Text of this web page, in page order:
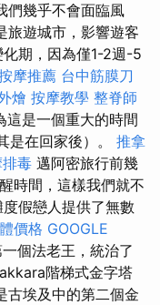
們幾乎不會面臨風
旅遊城市，影響遊客
期，因為僅1-2週-5
摩推薦 台中筋膜刀
燴 按摩教學 整脊師
這是一個重大的時間
是在回家後）。 推拿
毒 邁阿密旅行前幾
時間，這樣我們就不
假戀人提供了無數
價格 GOOGLE
個法老王，統治了
階梯式金字塔
古埃及中的第二個金